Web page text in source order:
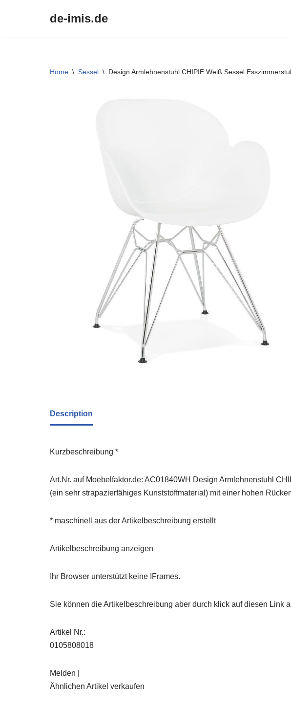
de-imis.de
Home \ Sessel \ Design Armlehnenstuhl CHIPIE Weiß Sessel
Description
Kurzbeschreibung *
Art.Nr. auf Moebelfaktor.de: AC01840WH Design Armlehnenstuhl
(ein sehr strapazierfähiges Kunststoffmaterial) mit einer hohen
* maschinell aus der Artikelbeschreibung erstellt
Artikelbeschreibung anzeigen
Ihr Browser unterstützt keine IFrames.
Sie können die Artikelbeschreibung aber durch klick auf diesen Link
Artikel Nr.:
0105808018
Melden |
Ähnlichen Artikel verkaufen